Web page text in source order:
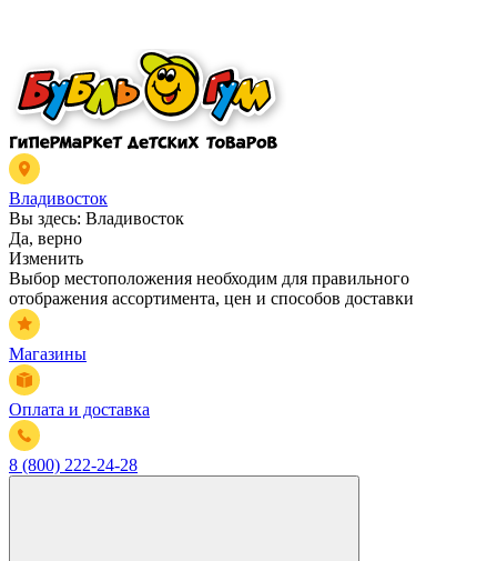
Владивосток
Вы здесь: Владивосток
Да, верно
Изменить
Выбор местоположения необходим для правильного
отображения ассортимента, цен и способов доставки
Магазины
Оплата и доставка
8 (800) 222-24-28